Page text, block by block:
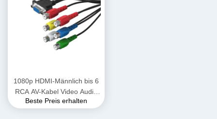
1080p HDMI-Männlich bis 6
RCA AV-Kabel Video Audio
für HDMI HDTV VGA AV-
Beste Preis erhalten